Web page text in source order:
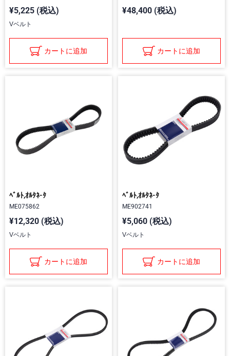
¥5,225 (税込)
Vベルト
カートに追加
¥48,400 (税込)
カートに追加
ﾍﾞﾙﾄ,ｵﾙﾀﾈ-ﾀ
ME075862
¥12,320 (税込)
Vベルト
カートに追加
ﾍﾞﾙﾄ,ｵﾙﾀﾈ-ﾀ
ME902741
¥5,060 (税込)
Vベルト
カートに追加